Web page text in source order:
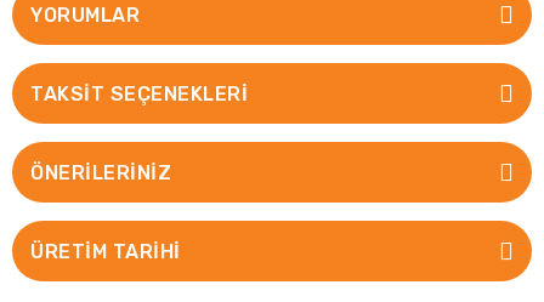
YORUMLAR
TAKSIT SEÇENEKLERI
ÖNERILERINIZ
ÜRETİM TARİHİ